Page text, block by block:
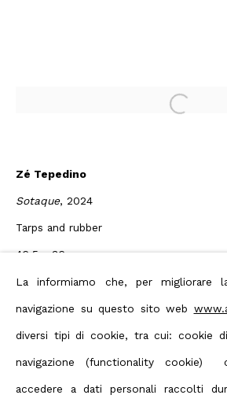
Untitle Art
Beach, FL,
Overview
La informiamo che, per migliorare
navigazione su questo sito web
diversi tipi di cookie, tra cui: cookie
navigazione (functionality cookie)
accedere a dati personali raccolti
Open a
Zé Tepedino
Sotaque, 2024
Tarps and rubber
46.5 x 36 cm
18 1/4 x 14 1/8 in
Share